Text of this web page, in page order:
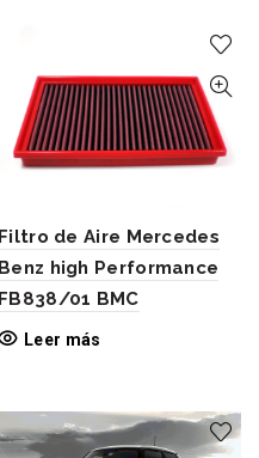
Filtro de Aire Mercedes
Benz high Performance
FB838/01 BMC
Leer más